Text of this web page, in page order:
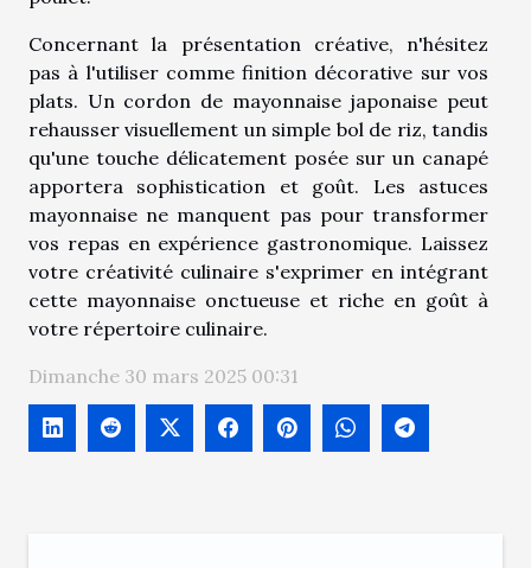
Concernant la présentation créative, n'hésitez
pas à l'utiliser comme finition décorative sur vos
plats. Un cordon de mayonnaise japonaise peut
rehausser visuellement un simple bol de riz, tandis
qu'une touche délicatement posée sur un canapé
apportera sophistication et goût. Les astuces
mayonnaise ne manquent pas pour transformer
vos repas en expérience gastronomique. Laissez
votre créativité culinaire s'exprimer en intégrant
cette mayonnaise onctueuse et riche en goût à
votre répertoire culinaire.
Dimanche 30 mars 2025 00:31